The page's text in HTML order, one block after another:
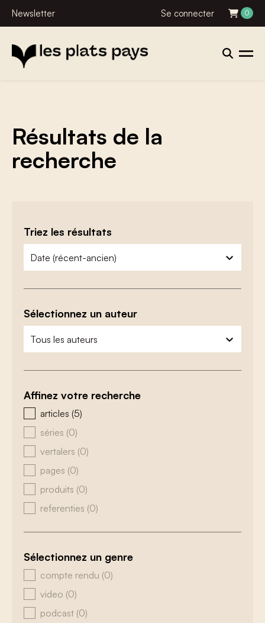
Newsletter Se connecter 0
Résultats de la
recherche
Triez les résultats
zoeken - sorteer
trier le contenu
Sélectionnez un auteur
zoeken - auteurs
sélectionnez le contenu
Affinez votre recherche
zoeken - type
articles (5)
séries (0)
vertalers (0)
pages (0)
produits (0)
referenties (0)
Sélectionnez un genre
zoeken - genre
compte rendu (0)
video (0)
podcast (0)